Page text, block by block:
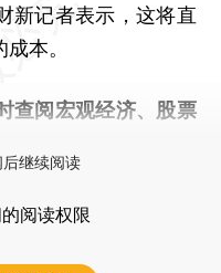
新记者表示，这将直
本。
查阅宏观经济、股票
继续阅读
阅读权限